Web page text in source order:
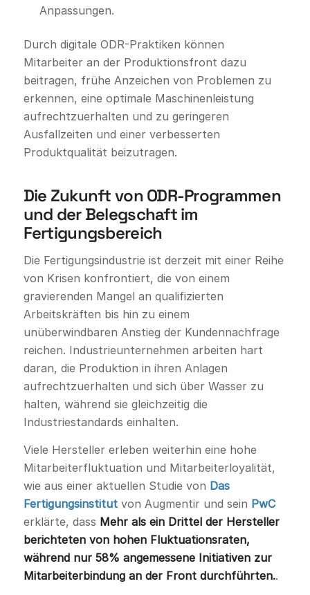
Anpassungen.
Durch digitale ODR-Praktiken können
Mitarbeiter an der Produktionsfront dazu
beitragen, frühe Anzeichen von Problemen zu
erkennen, eine optimale Maschinenleistung
aufrechtzuerhalten und zu geringeren
Ausfallzeiten und einer verbesserten
Produktqualität beizutragen.
Die Zukunft von ODR-Programmen
und der Belegschaft im
Fertigungsbereich
Die Fertigungsindustrie ist derzeit mit einer Reihe
von Krisen konfrontiert, die von einem
gravierenden Mangel an qualifizierten
Arbeitskräften bis hin zu einem
unüberwindbaren Anstieg der Kundennachfrage
reichen. Industrieunternehmen arbeiten hart
daran, die Produktion in ihren Anlagen
aufrechtzuerhalten und sich über Wasser zu
halten, während sie gleichzeitig die
Industriestandards einhalten.
Viele Hersteller erleben weiterhin eine hohe
Mitarbeiterfluktuation und Mitarbeiterloyalität,
wie aus einer aktuellen Studie von Das
Fertigungsinstitutvon Augmentir und sein PwC
erklärte, dass Mehr als ein Drittel der Hersteller
berichteten von hohen Fluktuationsraten,
während nur 58% angemessene Initiativen zur
Mitarbeiterbindung an der Front durchführten..